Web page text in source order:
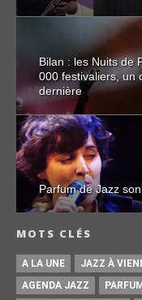
Bilan : les Nuits de
000 festivaliers, un
dernière
Parfum de Jazz
MOTS CLÉS
A LA UNE JAZZ À
AGENDA JAZZ